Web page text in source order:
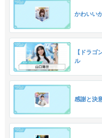
かわいい
【ドラゴ
ル
感謝と決